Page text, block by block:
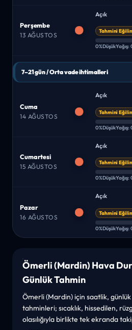
Perşembe
13 AĞUSTOS
Açık
Tahmini
0%Düşük
7–21 gün / Orta vade ihtimalleri
Cuma
14 AĞUSTOS
Açık
Tahmini
0%Düşük
Cumartesi
15 AĞUSTOS
Açık
Tahmini
0%Düşük
Pazar
16 AĞUSTOS
Açık
Tahmini
0%Düşük
Ömerli (Mardin) Hava
Günlük Tahmin
Ömerli (Mardin) için saatlik, günlük
tahminleri; sıcaklık, hissedilen,
olasılığıyla birlikte tek ekranda